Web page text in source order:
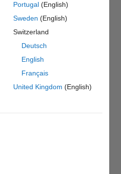
Portugal(English)
Sweden (English)
Switzerland
Deutsch
English
Français
United Kingdom (English)